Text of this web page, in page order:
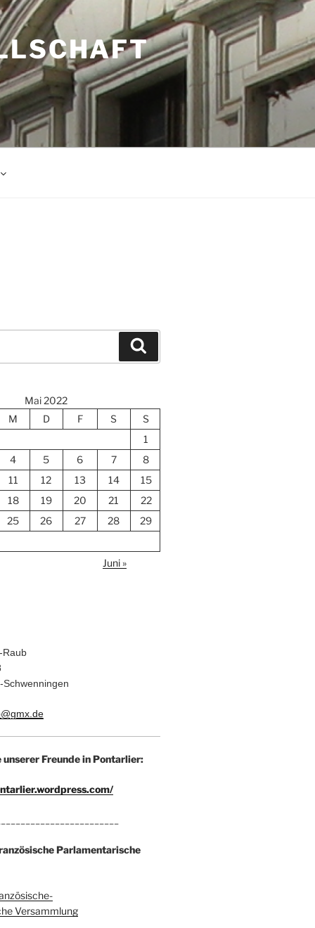
Mai 2022
M D F S
S
1
4 5 6 7
8
11 12 13 14
15
18 19 20 21
22
25 26 27 28
29
Juni »
Raub
unserer Freunde in Pontarlier:
Parlamentarische
Versammlung